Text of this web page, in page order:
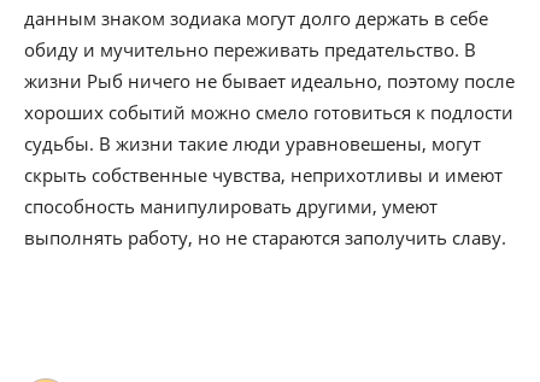
данным знаком зодиака могут долго держать в себе
обиду и мучительно переживать предательство. В
жизни Рыб ничего не бывает идеально, поэтому после
хороших событий можно смело готовиться к подлости
судьбы. В жизни такие люди уравновешены, могут
скрыть собственные чувства, неприхотливы и имеют
способность манипулировать другими, умеют
выполнять работу, но не стараются заполучить славу.